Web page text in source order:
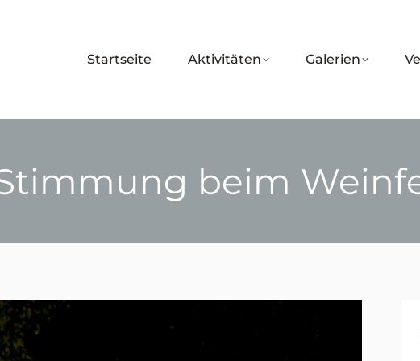
Startseite Aktivitäten Galerien
beim